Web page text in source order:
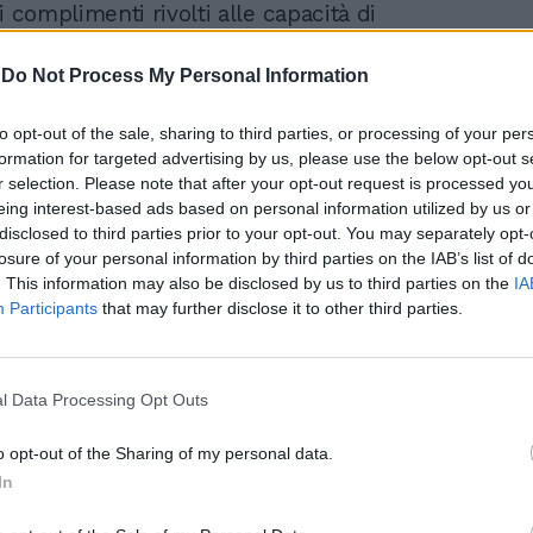
Do Not Process My Personal Information
opt-out of the sale, sharing to third parties, or processing of your
for targeted advertising by us, please use the below opt-out
selection. Please note that after your opt-out request is processed
interest-based ads based on personal information utilized by us
to third parties prior to your opt-out. You may separately
of your personal information by third parties on the IAB’s list of
This information may also be disclosed by us to third parties on the
Participants that may further disclose it to other third parties.
Data Processing Opt Outs
opt-out of the Sharing of my personal data.
complimenti rivolti alle capacità di
Albanese, quando si è inserita Virginia
una battuta che forse spoilera anche
al cinema – ha esordito Vanoni
con l’attrice - ma io sono innamorata
attore. Perché drammatico è
comico lo è altrettanto”. A quel punto è
spiritosa di Raffaele che ha fatto
dalle risate Fazio e tutto lo studio: